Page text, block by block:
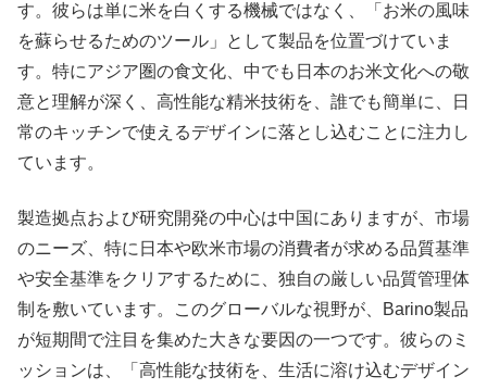
す。彼らは単に米を白くする機械ではなく、「お米の風味
を蘇らせるためのツール」として製品を位置づけていま
す。特にアジア圏の食文化、中でも日本のお米文化への敬
意と理解が深く、高性能な精米技術を、誰でも簡単に、日
常のキッチンで使えるデザインに落とし込むことに注力し
ています。
製造拠点および研究開発の中心は中国にありますが、市場
のニーズ、特に日本や欧米市場の消費者が求める品質基準
や安全基準をクリアするために、独自の厳しい品質管理体
制を敷いています。このグローバルな視野が、Barino製品
が短期間で注目を集めた大きな要因の一つです。彼らのミ
ッションは、「高性能な技術を、生活に溶け込むデザイン